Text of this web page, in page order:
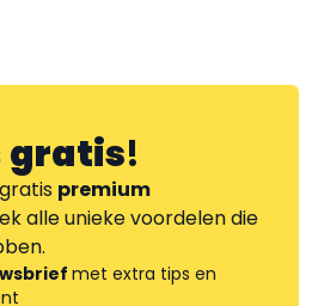
gratis!
premium
alle unieke voordelen die
met extra tips en